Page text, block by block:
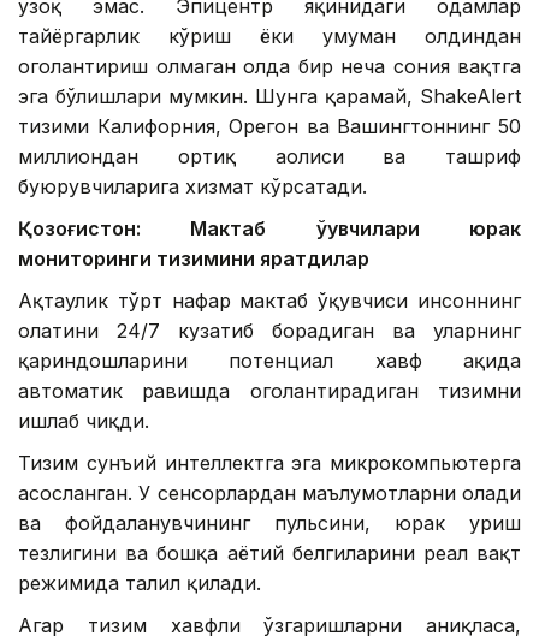
узоқ эмас. Эпицентр яқинидаги одамлар
тайёргарлик кўриш ёки умуман олдиндан
огоҳлантириш олмаган ҳолда бир неча сония вақтга
эга бўлишлари мумкин. Шунга қарамай, ShakeAlert
тизими Калифорния, Орегон ва Вашингтоннинг 50
миллиондан ортиқ аҳолиси ва ташриф
буюрувчиларига хизмат кўрсатади.
Қозоғистон: Мактаб ўқувчилари юрак
мониторинги тизимини яратдилар
Ақтаулик тўрт нафар мактаб ўқувчиси инсоннинг
ҳолатини 24/7 кузатиб борадиган ва уларнинг
қариндошларини потенциал хавф ҳақида
автоматик равишда огоҳлантирадиган тизимни
ишлаб чиқди.
Тизим сунъий интеллектга эга микрокомпьютерга
асосланган. У сенсорлардан маълумотларни олади
ва фойдаланувчининг пульсини, юрак уриш
тезлигини ва бошқа ҳаётий белгиларини реал вақт
режимида таҳлил қилади.
Агар тизим хавфли ўзгаришларни аниқласа,